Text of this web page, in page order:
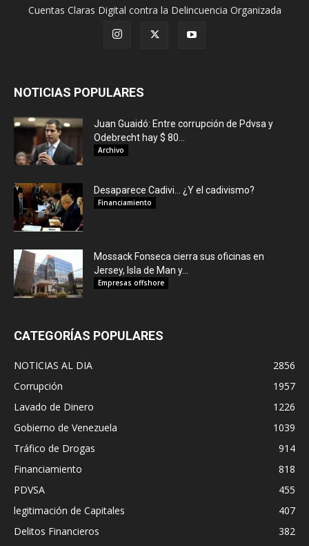
Cuentas Claras Digital contra la Delincuencia Organizada
NOTICIAS POPULARES
Juan Guaidó: Entre corrupción de Pdvsa y
Odebrecht hay $ 80...
Archivo
Desaparece Cadivi… ¿Y el cadivismo?
Financiamiento
Mossack Fonseca cierra sus oficinas en
Jersey, Isla de Man y...
Empresas offshore
CATEGORÍAS POPULARES
NOTICIAS AL DIA
2856
Corrupción
1957
Lavado de Dinero
1226
Gobierno de Venezuela
1039
Tráfico de Drogas
914
Financiamiento
818
PDVSA
455
legitimación de Capitales
407
Delitos Financieros
382